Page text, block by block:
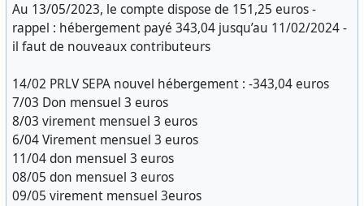
Au 13/05/2023, le compte dispose de 151,25 euros -
rappel : hébergement payé 343,04 jusqu’au 11/02/2024 -
il faut de nouveaux contributeurs
14/02 PRLV SEPA nouvel hébergement : -343,04 euros
7/03 Don mensuel 3 euros
8/03 virement mensuel 3 euros
6/04 Virement mensuel 3 euros
11/04 don mensuel 3 euros
08/05 don mensuel 3 euros
09/05 virement mensuel 3euros